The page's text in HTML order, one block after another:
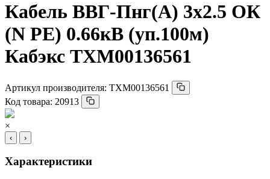
Кабель ВВГ-Пнг(А) 3х2.5 ОК
(N PE) 0.66кВ (уп.100м)
Кабэкс ТХМ00136561
Артикул производителя: ТХМ00136561
Код товара: 20913
×
‹ ›
Характеристики